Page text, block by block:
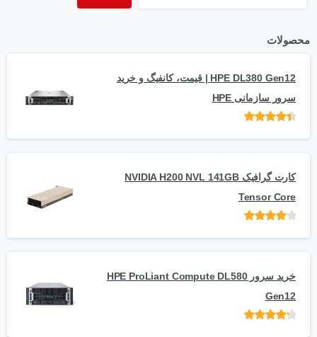
محصولات
HPE DL380 Gen12 | قیمت، کانفیگ و خرید
سرور سازمانی HPE
کارت گرافیک NVIDIA H200 NVL 141GB
Tensor Core
5
خرید سرور HPE ProLiant Compute DL580
Gen12